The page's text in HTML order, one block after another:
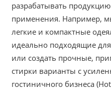
разрабатывать
применения. Например,
легкие и компактные
идеально подходящие
или создать прочные,
стирки варианты с
гостиничного бизнеса